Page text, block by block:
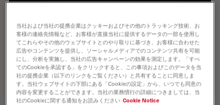
Learn about the Serious Game in Intraoperative
Neurosurgery and how it supports neurosurgical
teaching and the acquisition of decision-making skills.
Oct 12, 2023 オンラインセミナー 脳神経外科
当社および当社の提携企業はクッキーおよびその他のトラッキング技術、お
客様の連絡先情報など、お客様が直接当社に提供するデータの一部を使用し
てこれらやその他のウェブサイトとのやり取りに基づき、お客様に合わせた
広告やコンテンツを提供し、ソーシャルメディアでのコンテンツ共有を可能
にし、分析を実施し、当社の広告キャンペーンの効果を測定します。「すべ
てのCookieを承認する」をクリックすると、この事項およびこのデータを当
社の提携企業（以下のリンクをご覧ください）と共有することに同意しま
す。当社ウェブサイトの下部にある「Cookieの設定」から、いつでも同意の
内容を変更することができます。当社の業務慣行の詳細につきましては、当
社のCookieに関する通知をお読みください Cookie Notice